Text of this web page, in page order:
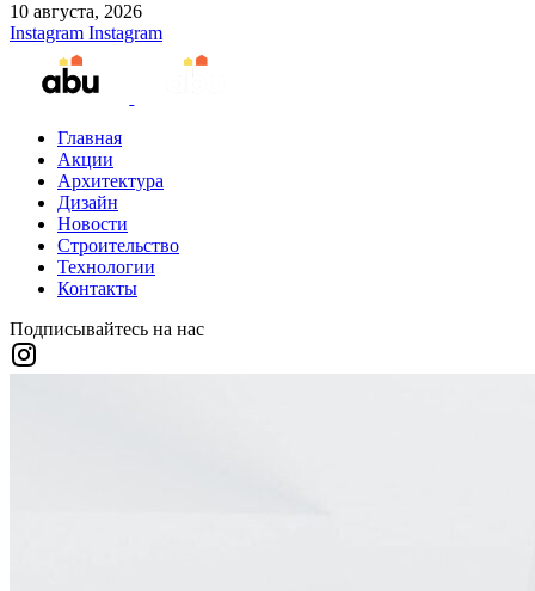
10 августа, 2026
Instagram Instagram
Главная
Акции
Архитектура
Дизайн
Новости
Строительство
Технологии
Контакты
Подписывайтесь на нас